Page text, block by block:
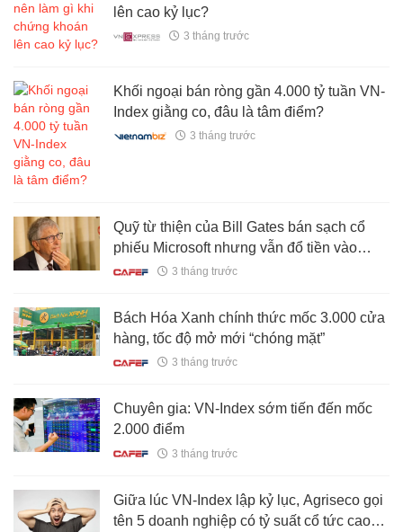
lên cao kỷ lục?
3 tháng trước
Khối ngoại bán ròng gần 4.000 tỷ tuần VN-
Index giằng co, đâu là tâm điểm?
3 tháng trước
Quỹ từ thiện của Bill Gates bán sạch cổ
phiếu Microsoft nhưng vẫn đổ tiền vào
chứng khoán Việt Nam
3 tháng trước
Bách Hóa Xanh chính thức mốc 3.000 cửa
hàng, tốc độ mở mới “chóng mặt”
3 tháng trước
Chuyên gia: VN-Index sớm tiến đến mốc
2.000 điểm
3 tháng trước
Giữa lúc VN-Index lập kỷ lục, Agriseco gọi
tên 5 doanh nghiệp có tỷ suất cổ tức cao